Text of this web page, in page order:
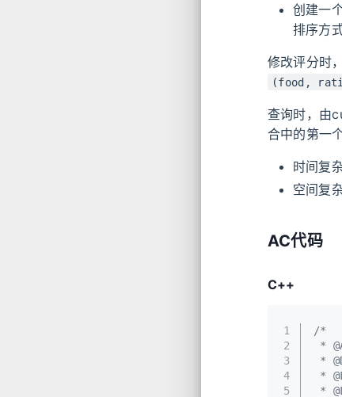
创建一
排序方
修改评分时
(food,
查询时，由
合中的第一
时间复
空间复
AC代码
C++
1
2
3
4
5
/*
*
*
*
*